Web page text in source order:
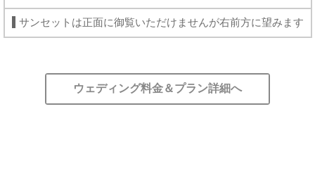
サンセットは正面に御覧いただけませんが右前方に望みます
ウェディング料金＆プラン詳細へ